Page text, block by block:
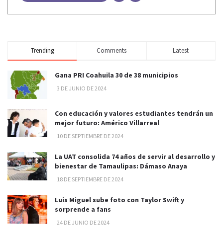
Trending Comments Latest
Gana PRI Coahuila 30 de 38 municipios
3 DE JUNIO DE 2024
Con educación y valores estudiantes tendrán un
mejor futuro: Américo Villarreal
10 DE SEPTIEMBRE DE 2024
La UAT consolida 74 años de servir al desarrollo y
bienestar de Tamaulipas: Dámaso Anaya
18 DE SEPTIEMBRE DE 2024
Luis Miguel sube foto con Taylor Swift y
sorprende a fans
24 DE JUNIO DE 2024